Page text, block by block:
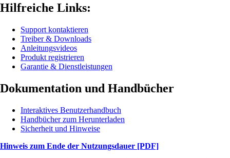
Hilfreiche Links:
Support kontaktieren
Treiber & Downloads
Anleitungsvideos
Produkt registrieren
Garantie & Dienstleistungen
Dokumentation und Handbücher
Interaktives Benutzerhandbuch
Handbücher zum Herunterladen
Sicherheit und Hinweise
Hinweis zum Ende der Nutzungsdauer [PDF]